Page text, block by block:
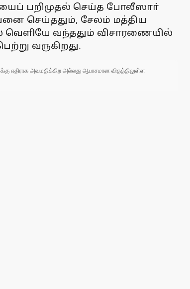
பறிமுதல் செய்த போலீஸாா்
செய்ததும், சேலம் மத்திய
வெளியே வந்ததும் விசாரணையில்
வருகிறது.
எதிராக அவமதிக்கிற அல்லது ஆபாசமான விதத்திலுள்ள